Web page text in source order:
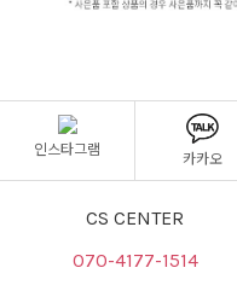
인스타그램
카카오
CS CENTER
070-4177-1514